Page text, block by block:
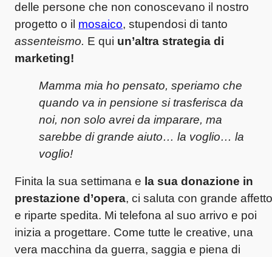
delle persone che non conoscevano il nostro
progetto o il mosaico, stupendosi di tanto
assenteismo. E qui un’altra strategia di
marketing!
Mamma mia ho pensato, speriamo che
quando va in pensione si trasferisca da
noi, non solo avrei da imparare, ma
sarebbe di grande aiuto… la voglio… la
voglio!
Finita la sua settimana e la sua donazione in
prestazione d’opera, ci saluta con grande affetto
e riparte spedita. Mi telefona al suo arrivo e poi
inizia a progettare. Come tutte le creative, una
vera macchina da guerra, saggia e piena di